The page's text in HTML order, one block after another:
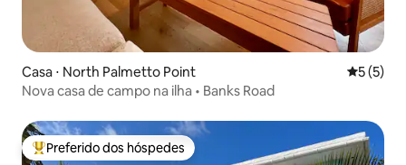
Casa ⋅ North Palmetto Point 5 de
5 (5)
Nova casa de campo na ilha • Banks Road
Entre os melhores preferidos dos hóspedes
Preferido dos hóspedes